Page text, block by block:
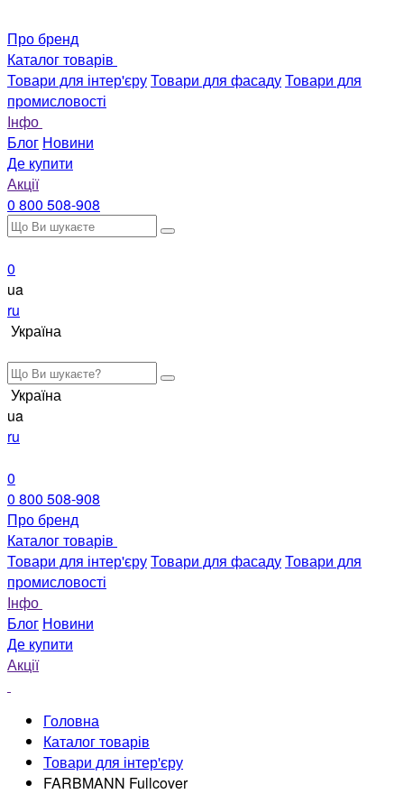
Про бренд
Каталог товарів
Товари для інтер'єруТовари для фасадуТовари для
промисловості
Інфо
Блог Новини
Де купити
Акції
0 800 508-908
0
ua
ru
Україна
Україна
ua
ru
0
0 800 508-908
Про бренд
Каталог товарів
Товари для інтер'єруТовари для фасадуТовари для
промисловості
Інфо
Блог Новини
Де купити
Акції
Головна
Каталог товарів
Товари для інтер'єру
FARBMANN Fullcover